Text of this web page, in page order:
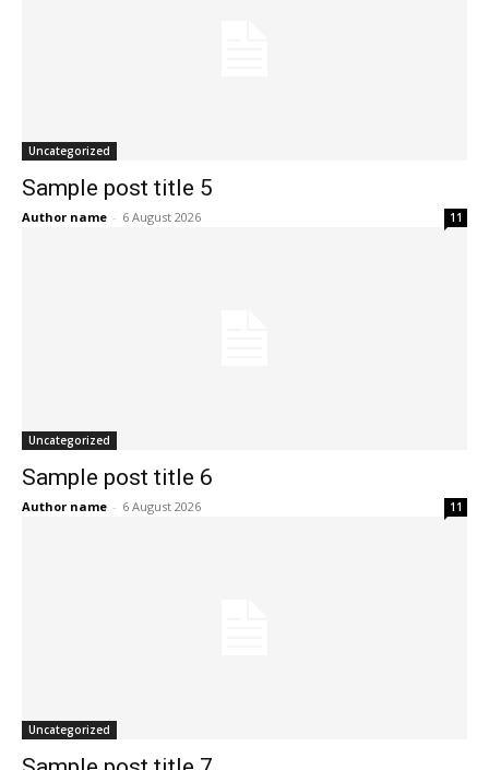
Uncategorized
Sample post title 5
Author name - 6 August 2026 11
Uncategorized
Sample post title 6
Author name - 6 August 2026 11
Uncategorized